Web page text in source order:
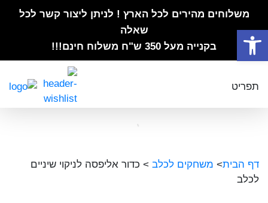
משלוחים מהירים לכל הארץ ! לניתן ליצור קשר לכל
שאלה
בקנייה מעל 350 ש"ח משלוח חינם!!!
תפריט
דף הבית> משחקים לכלב > כדור אליפסה לניקוי שיניים
לכלב
פתח סרגל נגישות